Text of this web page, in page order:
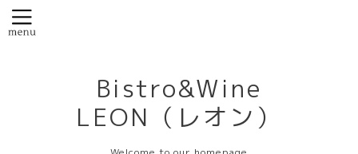
Bistro&Wine
LEON（レオン）